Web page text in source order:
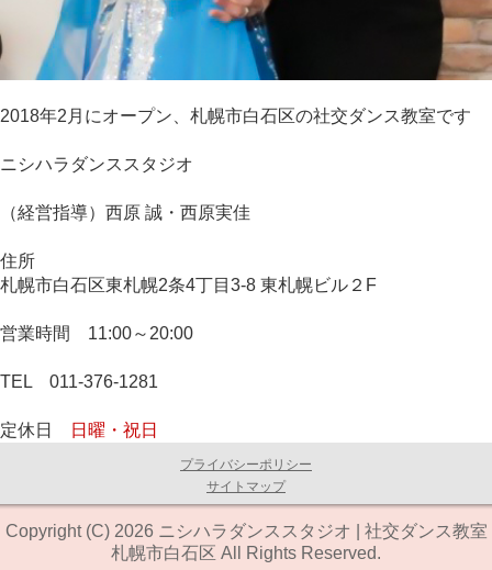
2018年2月にオープン、札幌市白石区の社交ダンス教室です
ニシハラダンススタジオ
（経営指導）西原 誠・西原実佳
住所
札幌市白石区東札幌2条4丁目3-8 東札幌ビル２F
営業時間 11:00～20:00
TEL 011-376-1281
定休日 日曜・祝日
プライバシーポリシー
サイトマップ
Copyright (C) 2026 ニシハラダンススタジオ | 社交ダンス教室
札幌市白石区 All Rights Reserved.